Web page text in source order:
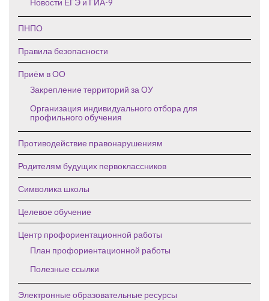
Новости ЕГЭ и ГИА-9
ПНПО
Правила безопасности
Приём в ОО
Закрепление территорий за ОУ
Организация индивидуального отбора для
профильного обучения
Противодействие правонарушениям
Родителям будущих первоклассников
Символика школы
Целевое обучение
Центр профориентационной работы
План профориентационной работы
Полезные ссылки
Электронные образовательные ресурсы